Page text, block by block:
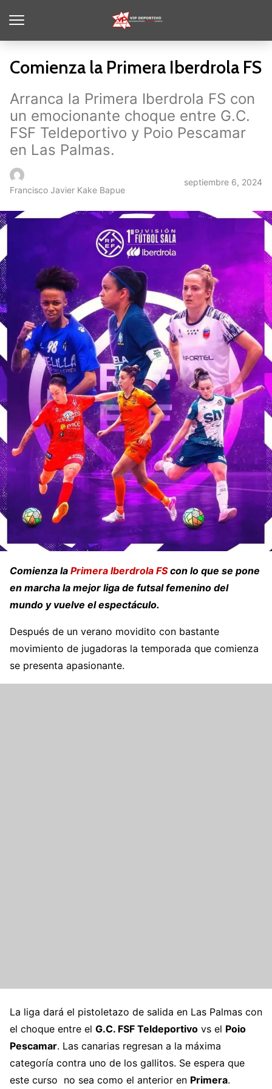
Comienza la Primera Iberdrola FS
Arranca la Primera Iberdrola FS con
un emocionante choque entre G.C.
FSF Teldeportivo y Poio Pescamar
en Las Palmas.
Francisco Javier Kake Bapue
septiembre 6, 2024
Comienza la Primera Iberdrola FScon lo que se pone
en marcha la mejor liga de futsal femenino del
mundo y vuelve el espectáculo.
Después de un verano movidito con bastante
movimiento de jugadoras la temporada que comienza
se presenta apasionante.
La liga dará el pistoletazo de salida en Las Palmas con
el choque entre el G.C. FSF Teldeportivo vs el Poio
Pescamar. Las canarias regresan a la máxima
categoría contra uno de los gallitos. Se espera que
este curso no sea como el anterior en Primera.